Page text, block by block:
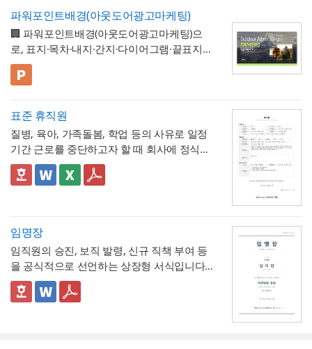
두 명확히 인지하고 있어야 합니다.
고란에 그 사유를 구체적으로 남겨, 나중에 왜
수량 차이가 발생했는지 근거를 확인할 수 있
도록 하는 것이 중요합니다. 특이사항란에는
작업 중 발견된 예상치 못한 사항(부식, 노후
배선 등)과 그에 대한 처리 결과를 함께 기록
해, 계약 범위를 벗어난 추가 작업이 있었다면
랍니다. 하자여부는 실제 현장 점검 결과에 따
라 정확히 체크하고, 하자가 있는 경우에는 내
용을 구체적으로 기재해 향후 보수 책임의 근
거로 삼을 수 있도록 하는 것이 좋습니다. 마
지막으로 발주처와 시공사 양측의 서명은 실
적인 검증을 거친 문서로서의 효력을 갖도록
관리하시기 바랍니다.
개선 과제를 하나의 표준 양식으로 통일 관리
가능
- 현황 및 문제점 섹션을 현황과 문제점으로
나누어 구성해, 단순 현상 나열이 아니라
개선이 필요한지 논리적 인과관계를 명확히
제시
- 개선 목표와 기대효과를 구분해, 무엇을 이
룰 것인지(목표)와 그 결과 무엇이 좋아지는지
(효과)를 별도로 서술함으로써 보고받는 결재
권자가
- 단계별 실행 계획표에 담당자와 주차별 일정
(0월0주~0월0주)을 매트릭스 형태로 배치해,
럼 시각적으로 확인
시해, 개선 계획의 실행 가능성을
측면에서도 함께 검토 할 수 있도록 함
💡 작성 팁
개선 계획서는현황과 문제점을 최대한 구체
적인 수치로 제시하는 것이 설득력의 핵심
요성이 훨씬 명확하게 전달됩니다. 개선 목표
는 문제점에서 언급한 리스크가 해소되는 방
향으로 구체적으로 서술하고, 기대효과는 가
능한 한 수치화(업무시간 단축 몇 시간, 만족
도 개선 등)해 목표와의 인과관계가 드러나도
파워포인트배경(아웃도어광고마케팅)
🏢 파워포인트배경(아웃도어광고마케팅)으
로, 표지·목차·내지·간지·다이어그램·끝표지로
구성된 비즈니스 프레젠테이션 템플릿입니
다. 블랙 배경과 강렬한 라임그린 포인트 컬러
계 특유의 임팩트 있고 감각적인 분위기로 정
보를 전달할 수 있도록 디자인되었습니다. 내
지는 깔끔한 그레이 톤으로 정리되어 있어 복
잡한 내용도 가독성 있게 담을 수 있으며, 아
웃도어 광고 마케팅 제안서부터 미디어 매체
소개서, 광고 캠페인 기획안, 브랜드 마케팅
개, 브랜드의 캠페인 기획 발표, 마케팅 대행
제안, 미디어 플래닝 보고 자료 등 실무에 필
요한 내용을 효과적으로 정리할 수 있으며, 광
고대행사·미디어렙사·브랜드 마케팅팀·옥외
광고 업체 등 다양한 분야에서 활용하기 좋습
💡 사용 꿀팁
랜드 캠페인 기획안, 미디어 매체 소개서, 마
케팅 대행 제안서 등으로 다양하게 활용할 수
있습니다.
▪️ 다이어그램 페이지를 활용하면 캠페인 진행
프로세스, 매체 집행 일정, 성과 지표 등을 한
눈에 보기 쉽게 정리할 수 있습니다.
▪️ 문구와 이미지 교체만으로 옥외광고 매체 제
안서, 브랜드 마케팅 전략서, 광고 실적 보고
자료 등 다양한 주제로 응용 가능합니다.
▪️ 블랙&라임그린의 강렬한 컬러 대비 덕분에
* 해당 템플릿에 사용된 폰트는 [ Cafe24 PRO
Slim Max ] 입니다.
폰트가 없을 경우 기본 폰트로 보입니다.
* 폰트는 따로 제공되지 않으므로 다운로드
및 변경하여 사용하시기 바랍니다.
표준 휴직원
질병, 육아, 가족돌봄, 학업 등의 사유로 일정
기간 근로를 중단하고자 할 때 회사에 정식으
로 승인을 요청하는 신청서입니다. 휴직 사유
와 기간뿐 아니라 업무 인수인계 내역까지 하
무형 서식이라는 점이 특징입니다.
✅ 이 서식의 구성 특징
법령이 다름을 시각적으로 구분
- 세부사유란에 진단명, 의사 소견, 필요 요양
기간 등을 구체적으로 서술하도록 해, 휴직 승
인 여부를 판단하는 회사 측에 충분한 근거를
제공
- 업무 인수인계 항목(인수자, 완료일자, 인계
내용)을 휴직 사유 다음에 배치해, 휴직 승인
절차와 업무 공백 대비를 하나의 문서 흐름 안
에서 동시에 처리
- 증빙서류(진단서 등)를 명시하도록 해, 휴직
사유의 객관적 근거를 첨부하도록 안내
임명장
임직원의 승진, 보직 발령, 신규 직책 부여 등
을 공식적으로 선언하는 상장형 서식입니다.
계약서나 신청서와 달리 실무적 조항 없이 간
결한 선언문 형태로 구성되어 있으며, 문서번
👔 상장형 문서로서 활용할 때 참고할 점